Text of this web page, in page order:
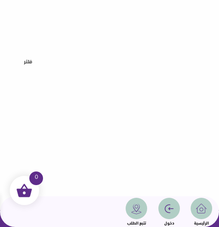
الرئيسية دخول تتبع الطلب
فلتر
جميع الحقوق محفوظة | سمامة 2025 | دولة قطر
0